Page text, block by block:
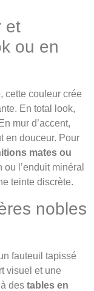
et
ou en
, cette couleur crée
En total look,
mur d’accent,
en douceur. Pour
mates ou
l’enduit minéral
teinte discrète.
nobles
fauteuil tapissé
visuel et une
des tables en